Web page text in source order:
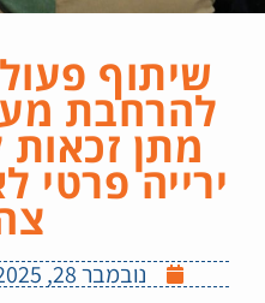
שיתוף
להרחבת
מתן
ירייה פרטי
נובמבר 28, 2025